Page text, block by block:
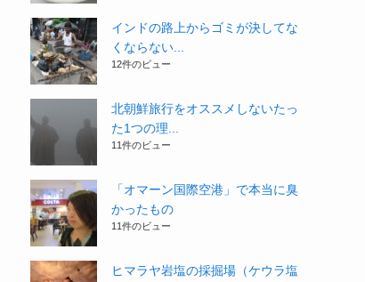
インドの路上からゴミが決してな
くならない...
12件のビュー
北朝鮮旅行をオススメしないたっ
た1つの理...
11件のビュー
「オマーン国際空港」で本当に臭
かったもの
11件のビュー
ヒマラヤ岩塩の採掘場（ケウラ塩